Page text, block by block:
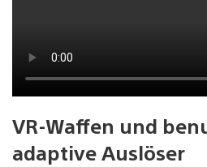
VR-Waffen und
adaptive Auslöser